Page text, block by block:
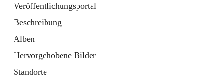
Veröffentlichungsportal
Beschreibung
Alben
Hervorgehobene Bilder
Standorte